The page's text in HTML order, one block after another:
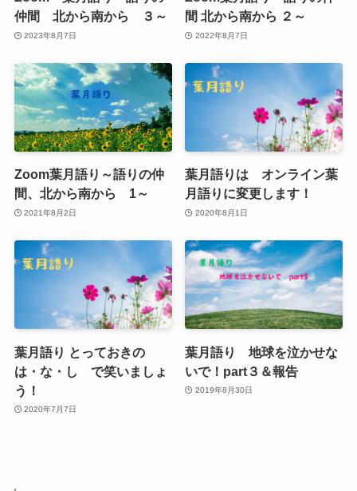
仲間 北から南から ３～
2023年8月7日
間 北から南から ２～
2022年8月7日
Zoom葉月語り～語りの仲
間、北から南から 1～
2021年8月2日
葉月語りは オンライン葉
月語りに変更します！
2020年8月1日
葉月語り とっておきの
は・な・し で笑いましょ
う！
2020年7月7日
葉月語り 地球を泣かせな
いで！part３＆報告
2019年8月30日